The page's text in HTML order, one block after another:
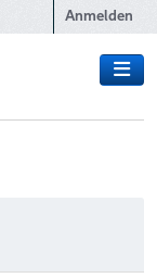
Anmelden